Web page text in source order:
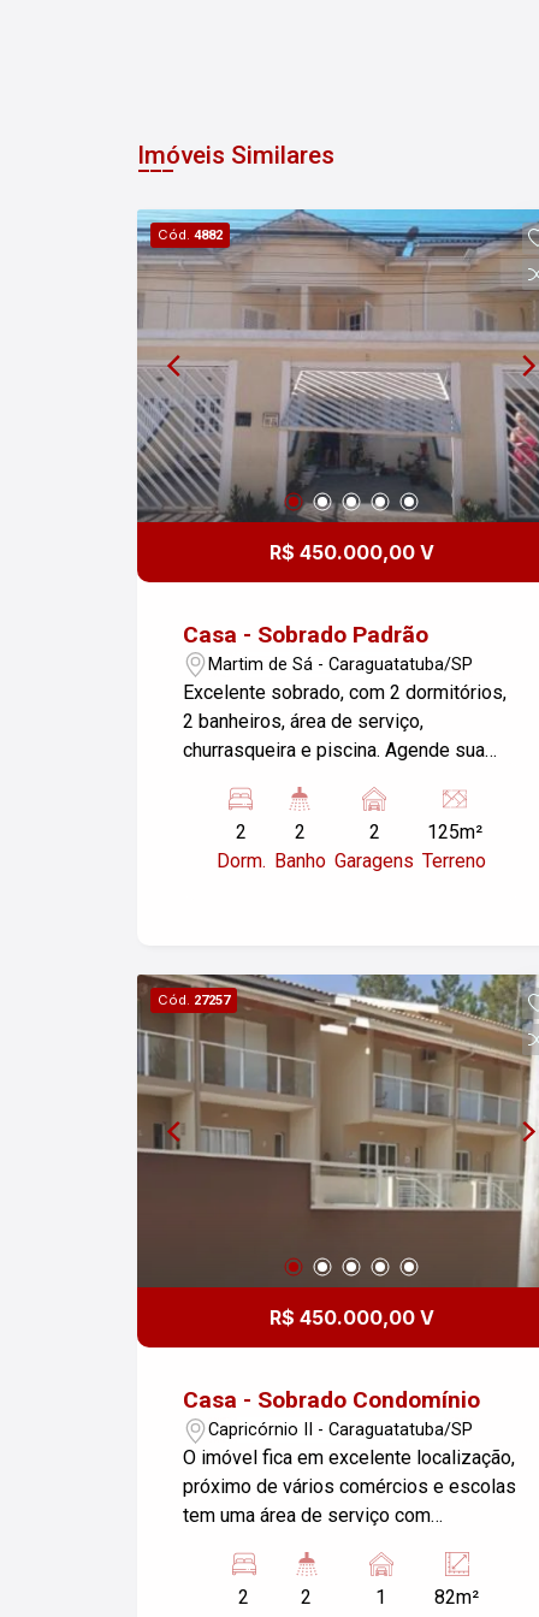
Imóveis Similares
Cód. 4882
R$ 450.000,00 V
Casa - Sobrado Padrão
Martim de Sá - Caraguatatuba/SP
Excelente sobrado, com 2 dormitórios,
2 banheiros, área de serviço,
churrasqueira e piscina. Agende sua
2
Dorm.
2
Banho
2
Garagens
125m²
Terreno
Cód. 27257
R$ 450.000,00 V
Casa - Sobrado Condomínio
Capricórnio II - Caraguatatuba/SP
O imóvel fica em excelente localização,
próximo de vários comércios e escolas
tem uma área de serviço com
próximo das maravilhosas praias
2
2
1
82m²